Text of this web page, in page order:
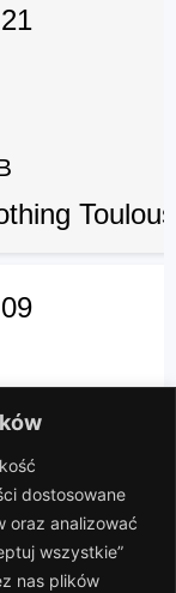
dostosowane
oraz analizować
wszystkie”
nas plików
Szok